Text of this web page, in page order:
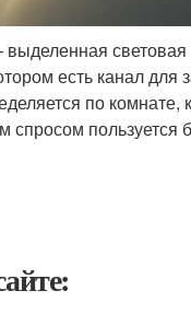
есть канал
по
пользуется